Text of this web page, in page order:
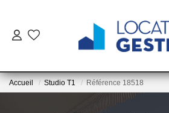
FAIRE GÉRER
Accueil Studio T1 Référence 18518